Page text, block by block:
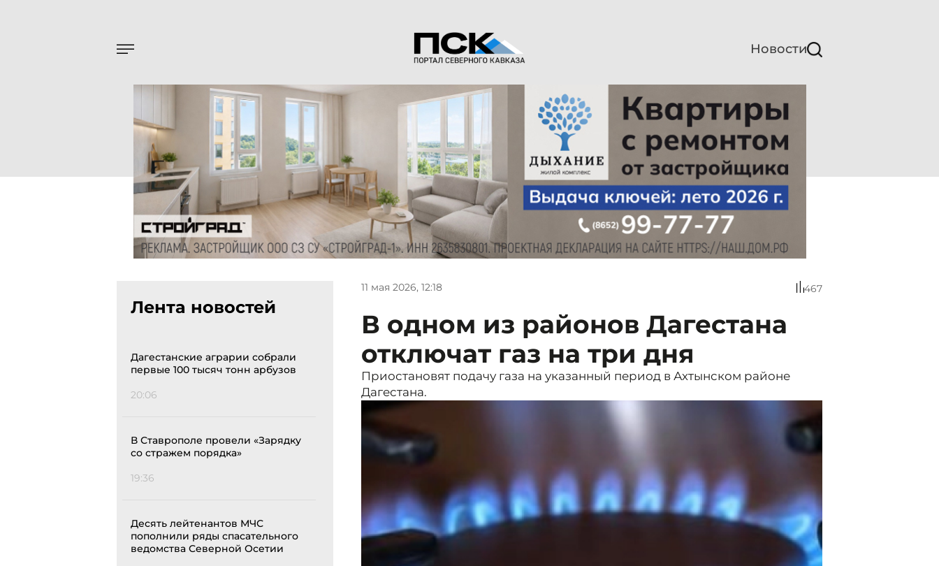
Новости
Лента новостей
Дагестанские аграрии собрали
первые 100 тысяч тонн арбузов
20:06
В Ставрополе провели «Зарядку
со стражем порядка»
19:36
Десять лейтенантов МЧС
пополнили ряды спасательного
ведомства Северной Осетии
11 мая 2026, 12:18 467
В одном из районов Дагестана
отключат газ на три дня
Приостановят подачу газа на указанный период в Ахтынском районе
Дагестана.